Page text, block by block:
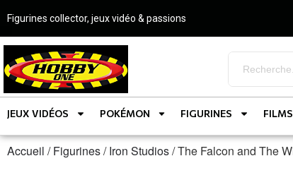
Figurines collector, jeux vidéo & passions
JEUX VIDÉOS POKÉMON FIGURINES FILMS
Accueil /Figurines/Iron Studios/ The Falcon and The